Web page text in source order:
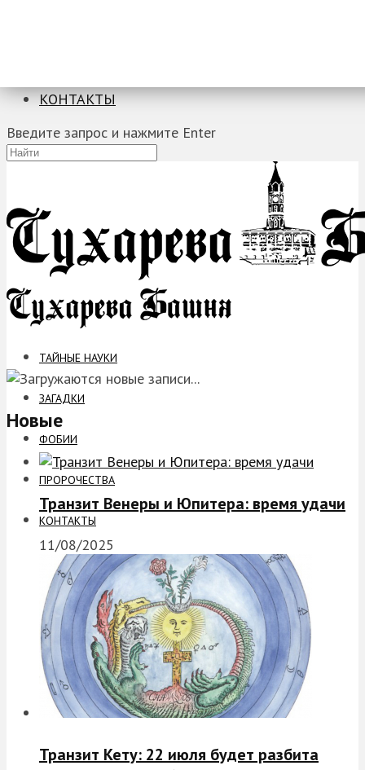
КОНТАКТЫ
Введите запрос и нажмите Enter
ТАЙНЫЕ НАУКИ
ЗАГАДКИ
ФОБИИ
ПРОРОЧЕСТВА
КОНТАКТЫ
Новые
Транзит Венеры и Юпитера: время удачи
11/08/2025
Транзит Кету: 22 июля будет разбита